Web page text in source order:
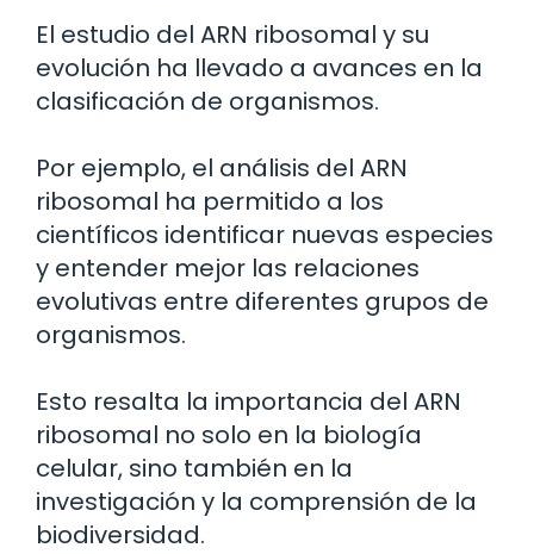
El estudio del ARN ribosomal y su
evolución ha llevado a avances en la
clasificación de organismos.
Por ejemplo, el análisis del ARN
ribosomal ha permitido a los
científicos identificar nuevas especies
y entender mejor las relaciones
evolutivas entre diferentes grupos de
organismos.
Esto resalta la importancia del ARN
ribosomal no solo en la biología
celular, sino también en la
investigación y la comprensión de la
biodiversidad.